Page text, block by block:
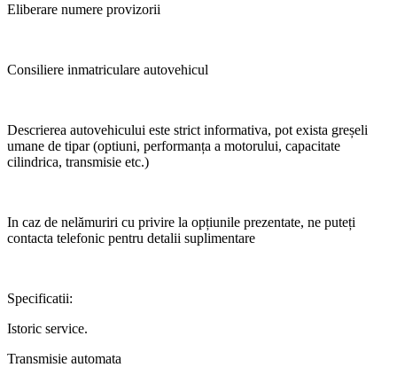
Eliberare numere provizorii
Consiliere inmatriculare autovehicul
Descrierea autovehicului este strict informativa, pot exista greșeli
umane de tipar (optiuni, performanța a motorului, capacitate
cilindrica, transmisie etc.)
In caz de nelămuriri cu privire la opțiunile prezentate, ne puteți
contacta telefonic pentru detalii suplimentare
Specificatii:
Istoric service.
Transmisie automata